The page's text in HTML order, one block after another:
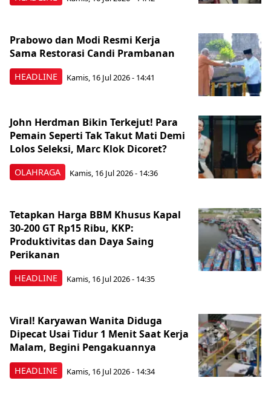
HEADLINE
Prabowo dan Modi Resmi Kerja
Sama Restorasi Candi Prambanan
Kamis, 16 Jul 2026 - 14:41
OLAHRAGA
John Herdman Bikin Terkejut! Para
Pemain Seperti Tak Takut Mati Demi
Lolos Seleksi, Marc Klok Dicoret?
Kamis, 16 Jul 2026 - 14:36
HEADLINE
Tetapkan Harga BBM Khusus Kapal
30-200 GT Rp15 Ribu, KKP:
Produktivitas dan Daya Saing
Perikanan
Kamis, 16 Jul 2026 - 14:35
HEADLINE
Viral! Karyawan Wanita Diduga
Dipecat Usai Tidur 1 Menit Saat Kerja
Malam, Begini Pengakuannya
Kamis, 16 Jul 2026 - 14:34